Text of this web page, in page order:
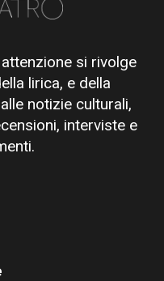
si rivolge
lirica, e della
notizie culturali,
interviste e